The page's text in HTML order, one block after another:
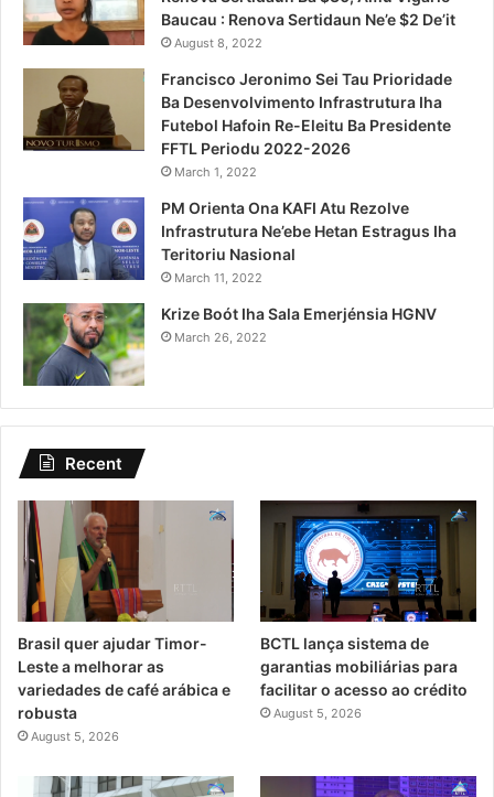
Baucau : Renova Sertidaun Ne’e $2 De’it
August 8, 2022
Francisco Jeronimo Sei Tau Prioridade
Ba Desenvolvimento Infrastrutura Iha
Futebol Hafoin Re-Eleitu Ba Presidente
FFTL Periodu 2022-2026
March 1, 2022
PM Orienta Ona KAFI Atu Rezolve
Infrastrutura Ne’ebe Hetan Estragus Iha
Teritoriu Nasional
March 11, 2022
Krize Boót Iha Sala Emerjénsia HGNV
March 26, 2022
Recent
Brasil quer ajudar Timor-
Leste a melhorar as
variedades de café arábica e
robusta
August 5, 2026
BCTL lança sistema de
garantias mobiliárias para
facilitar o acesso ao crédito
August 5, 2026